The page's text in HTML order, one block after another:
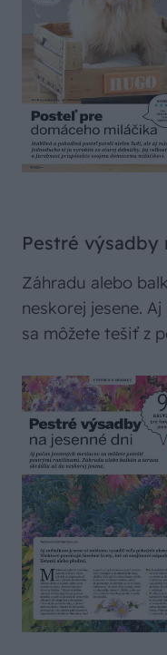
Pestré výsadby
Záhradu alebo
neskorej jesene.
sa môžete tešiť z